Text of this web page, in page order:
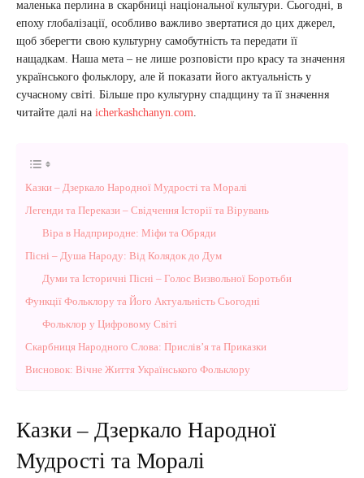
маленька перлина в скарбниці національної культури. Сьогодні, в
епоху глобалізації, особливо важливо звертатися до цих джерел,
щоб зберегти свою культурну самобутність та передати її
нащадкам. Наша мета – не лише розповісти про красу та значення
українського фольклору, але й показати його актуальність у
сучасному світі. Більше про культурну спадщину та її значення
читайте далі на icherkashchanyn.com
Казки – Дзеркало Народної Мудрості та Моралі
Легенди та Перекази – Свідчення Історії та Вірувань
Віра в Надприродне: Міфи та Обряди
Пісні – Душа Народу: Від Колядок до Дум
Думи та Історичні Пісні – Голос Визвольної Боротьби
Функції Фольклору та Його Актуальність Сьогодні
Фольклор у Цифровому Світі
Скарбниця Народного Слова: Прислів’я та Приказки
Висновок: Вічне Життя Українського Фольклору
Казки – Дзеркало Народної
Мудрості та Моралі